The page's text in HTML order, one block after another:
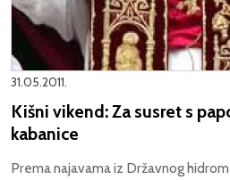
31.05.2011.
Kišni vikend: Za susret s
kabanice
Prema najavama iz Državnog